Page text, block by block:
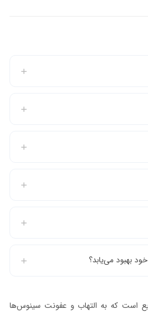
بهبود می‌یابد؟
است که به التهاب و عفونت سینوس‌ها